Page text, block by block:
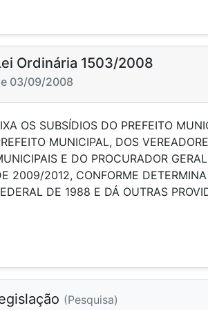
Ordinária 1503/2008
03/09/2008
OS SUBSÍDIOS DO PREFEITO
MUNICIPAL, DOS
E DO PROCURADOR
2009/2012, CONFORME
DE 1988 E DÁ OUTRAS
(Pesquisa)